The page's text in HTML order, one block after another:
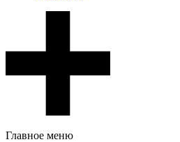
Главное меню